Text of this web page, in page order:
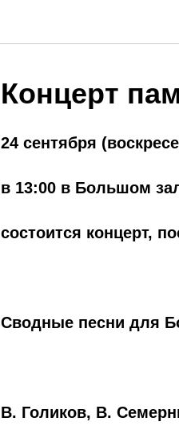
Концерт
24 сентября
в 13:00 в Большом
состоится концерт,
Сводные песни для
В. Голиков, В.